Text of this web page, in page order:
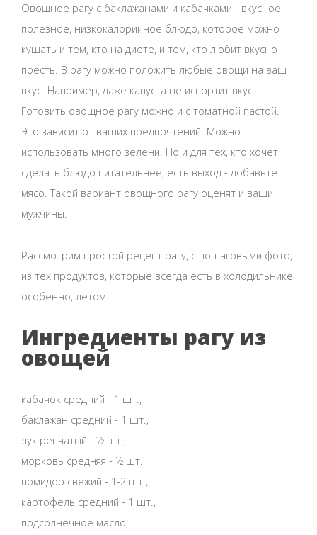
Овощное рагу с баклажанами и кабачками - вкусное,
полезное, низкокалорийное блюдо, которое можно
кушать и тем, кто на диете, и тем, кто любит вкусно
поесть. В рагу можно положить любые овощи на ваш
вкус. Например, даже капуста не испортит вкус.
Готовить овощное рагу можно и с томатной пастой.
Это зависит от ваших предпочтений. Можно
использовать много зелени. Но и для тех, кто хочет
сделать блюдо питательнее, есть выход - добавьте
мясо. Такой вариант овощного рагу оценят и ваши
мужчины.
Рассмотрим простой рецепт рагу, с пошаговыми фото,
из тех продуктов, которые всегда есть в холодильнике,
особенно, летом.
Ингредиенты рагу из
овощей
кабачок средний - 1 шт.,
баклажан средний - 1 шт.,
лук репчатый - ½ шт.,
морковь средняя - ½ шт.,
помидор свежий - 1-2 шт.,
картофель средний - 1 шт.,
подсолнечное масло,